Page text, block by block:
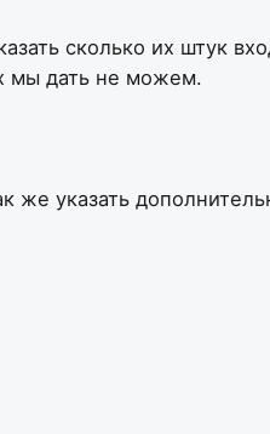
сколько их штук
мы дать не можем.
же указать